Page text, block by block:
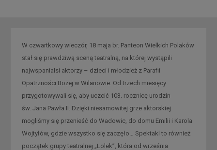
W czwartkowy wieczór, 18 maja br. Panteon Wielkich Polaków
stał się prawdziwą sceną teatralną, na której wystąpili
najwspanialsi aktorzy – dzieci i młodzież z Parafii
Opatrzności Bożej w Wilanowie. Od trzech miesięcy
przygotowywali się, aby uczcić 103. rocznicę urodzin
św. Jana Pawła II. Dzięki niesamowitej grze aktorskiej
mogliśmy się przenieść do Wadowic, do domu Emilii i Karola
Wojtyłów, gdzie wszystko się zaczęło… Spektakl to również
początek grupy teatralnej „Lolek”, która od września